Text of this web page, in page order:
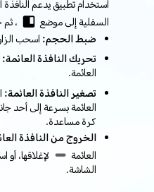
استخدام تطبيق يدعم
السفلية إلى موضع
،
ضبط الحجم: اسحب
تحريك النافذة العائمة:
العائمة.
تصغير النافذة العائمة:
العائمة بسرعة إلى أحد
كرة مساعدة.
الخروج من النافذة
العائمة
لإغلاقها،
الشاشة.